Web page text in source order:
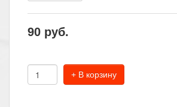
90 руб.
+ В корзину